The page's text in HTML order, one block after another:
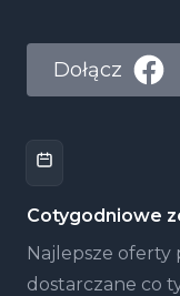
Dołącz
Cotygodniowe
Najlepsze oferty
dostarczane co